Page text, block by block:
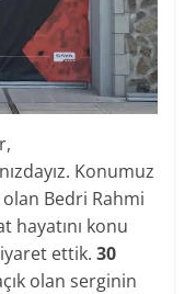
Konumuz
Bedri Rahmi
hayatını konu
ettik. 30
olan serginin